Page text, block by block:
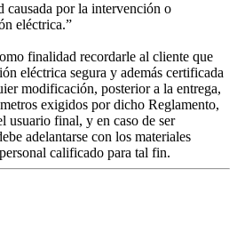
causada por la intervención o
eléctrica.”
finalidad recordarle al cliente que
eléctrica segura y además certificada
modificación, posterior a la entrega,
exigidos por dicho Reglamento,
usuario final, y en caso de ser
adelantarse con los materiales
calificado para tal fin.